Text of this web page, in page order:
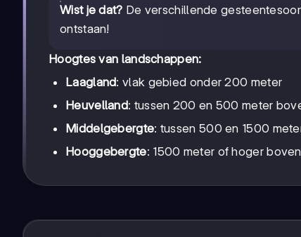
Wist je dat? De verschillende
ontstaan!
Hoogtes van landschappen:
Laagland: vlak gebied onder 200 meter
Heuvelland: tussen 200 en 500 meter
Middelgebergte: tussen 500 en 1500
Hooggebergte: 1500 meter of hoger